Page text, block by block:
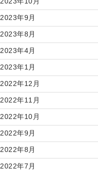
2023年9月
2023年8月
2023年4月
2023年1月
2022年12月
2022年11月
2022年10月
2022年9月
2022年8月
2022年7月